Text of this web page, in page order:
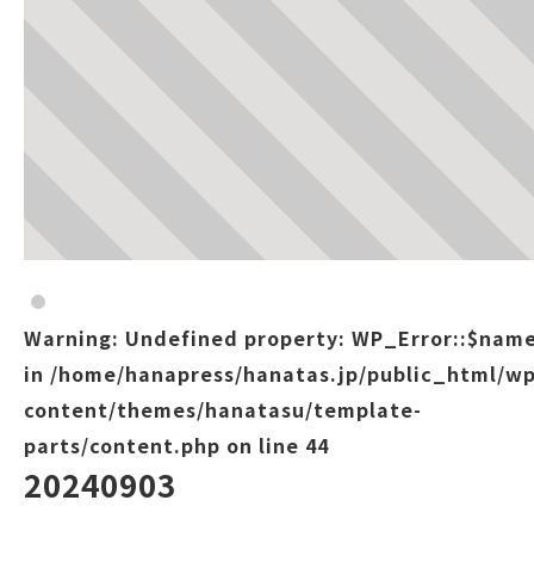
Warning: Undefined property:
in /home/hanapress/hanatas.jp/public_html/
content/themes/hanatasu/template-
parts/content.php on line 44
20240903